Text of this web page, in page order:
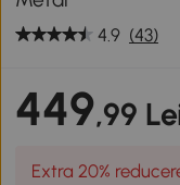
4.9 (43)
449,99
Extra 20%